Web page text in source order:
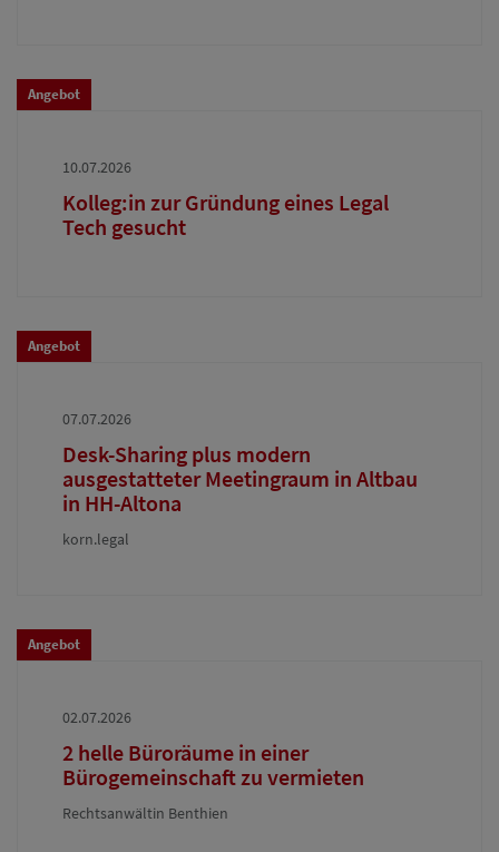
Angebot
10.07.2026
Kolleg:in zur Gründung eines Legal
Tech gesucht
Angebot
07.07.2026
Desk-Sharing plus modern
ausgestatteter Meetingraum in Altbau
in HH-Altona
korn.legal
Angebot
02.07.2026
2 helle Büroräume in einer
Bürogemeinschaft zu vermieten
Rechtsanwältin Benthien